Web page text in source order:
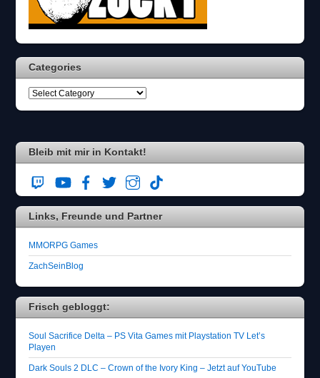
Categories
Bleib mit mir in Kontakt!
Links, Freunde und Partner
MMORPG Games
ZachSeinBlog
Frisch gebloggt:
Soul Sacrifice Delta – PS Vita Games mit Playstation TV Let’s
Playen
Dark Souls 2 DLC – Crown of the Ivory King – Jetzt auf YouTube